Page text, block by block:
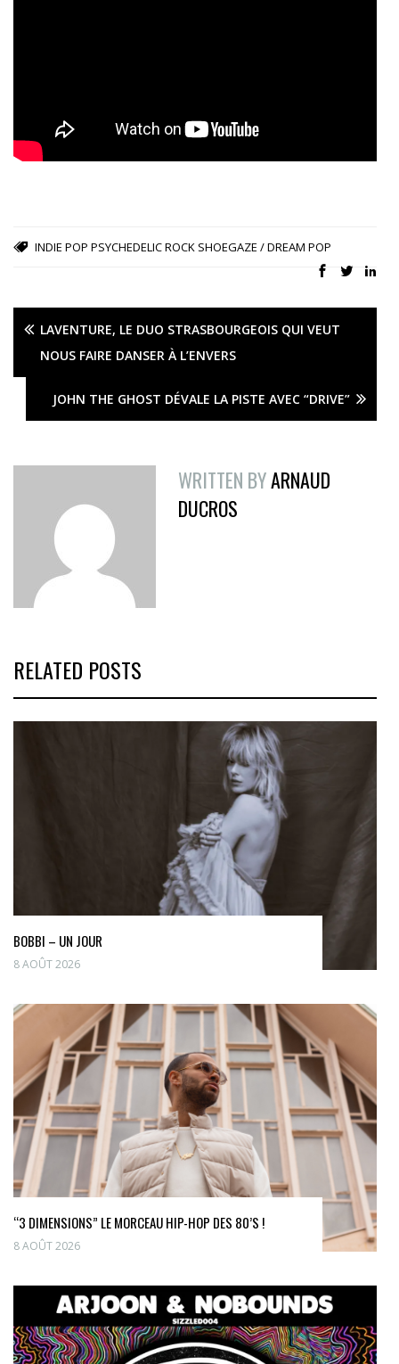
INDIE POP PSYCHEDELIC ROCK SHOEGAZE / DREAM POP
LAVENTURE, LE DUO STRASBOURGEOIS QUI VEUT
NOUS FAIRE DANSER À L’ENVERS
JOHN THE GHOST DÉVALE LA PISTE AVEC “DRIVE”
WRITTEN BYARNAUD
DUCROS
RELATED POSTS
BOBBI – UN JOUR
8 AOÛT 2026
“3 DIMENSIONS” LE MORCEAU HIP-HOP DES 80’S !
8 AOÛT 2026